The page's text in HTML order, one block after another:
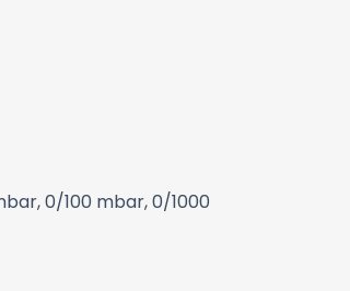
0/100 mbar, 0/1000